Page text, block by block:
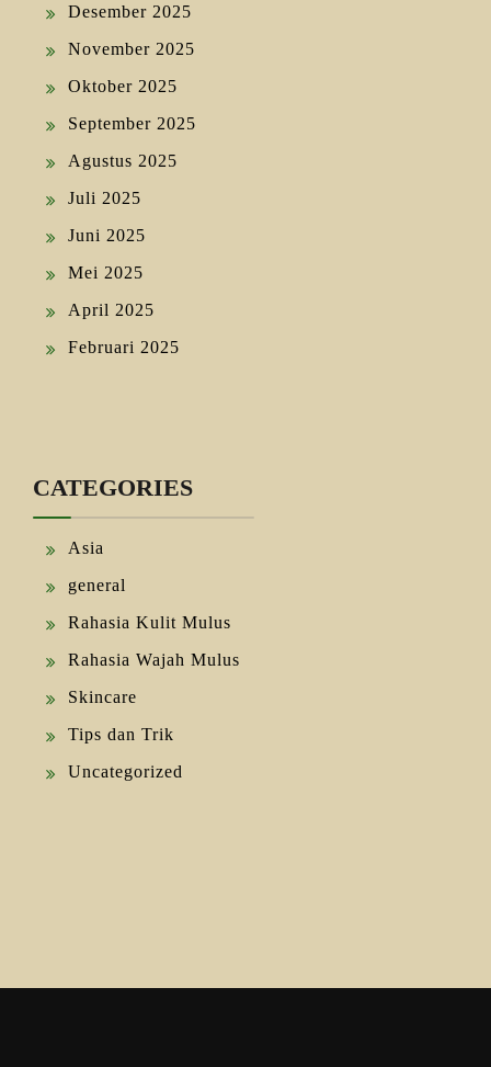
Desember 2025
November 2025
Oktober 2025
September 2025
Agustus 2025
Juli 2025
Juni 2025
Mei 2025
April 2025
Februari 2025
CATEGORIES
Asia
general
Rahasia Kulit Mulus
Rahasia Wajah Mulus
Skincare
Tips dan Trik
Uncategorized